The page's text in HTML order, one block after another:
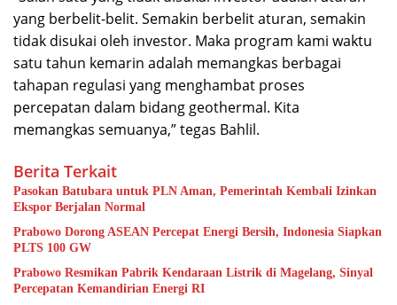
yang berbelit-belit. Semakin berbelit aturan, semakin
tidak disukai oleh investor. Maka program kami waktu
satu tahun kemarin adalah memangkas berbagai
tahapan regulasi yang menghambat proses
percepatan dalam bidang geothermal. Kita
memangkas semuanya,” tegas Bahlil.
Berita Terkait
Pasokan Batubara untuk PLN Aman, Pemerintah Kembali Izinkan
Ekspor Berjalan Normal
Prabowo Dorong ASEAN Percepat Energi Bersih, Indonesia Siapkan
PLTS 100 GW
Prabowo Resmikan Pabrik Kendaraan Listrik di Magelang, Sinyal
Percepatan Kemandirian Energi RI